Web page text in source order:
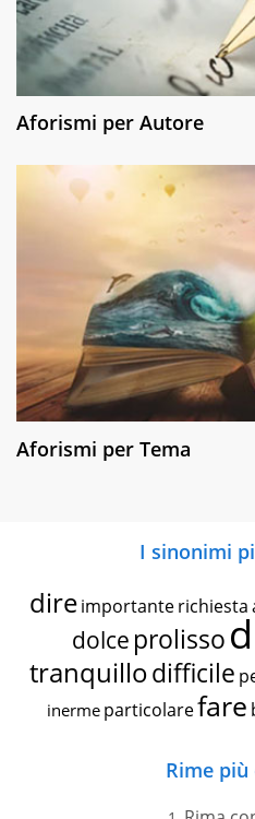
Aforismi per Autore
Aforismi per Tema
I sinonimi
dire importante richiesta
dolce prolisso
tranquillodifficile
inerme particolarefare
Rime più